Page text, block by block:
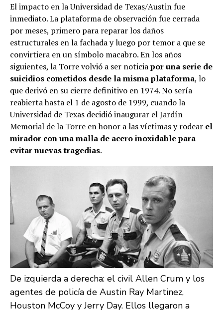
El impacto en la Universidad de Texas/Austin fue
inmediato. La plataforma de observación fue cerrada
por meses, primero para reparar los daños
estructurales en la fachada y luego por temor a que se
convirtiera en un símbolo macabro. En los años
siguientes, la Torre volvió a ser noticiapor una serie de
suicidios cometidos desde la misma plataforma, lo
que derivó en su cierre definitivo en 1974. No sería
reabierta hasta el 1 de agosto de 1999, cuando la
Universidad de Texas decidió inaugurar el Jardín
Memorial de la Torre en honor a las víctimas y rodear el
mirador con una malla de acero inoxidable para
evitar nuevas tragedias.
De izquierda a derecha: el civil Allen Crum y los
agentes de policía de Austin Ray Martinez,
Houston McCoy y Jerry Day. Ellos llegaron a